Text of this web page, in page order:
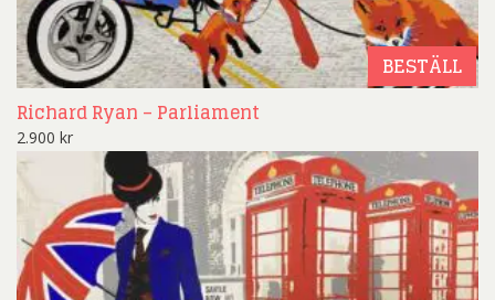
BESTÄLL
Richard Ryan – Parliament
2.900 kr